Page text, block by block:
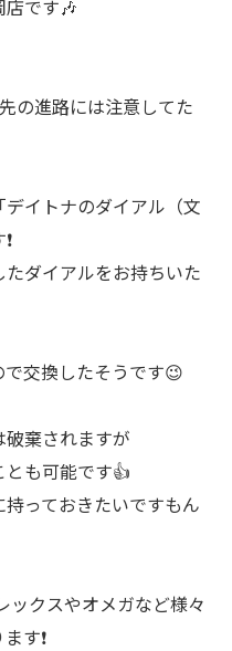
です🎶
の進路には注意してた
イトナのダイアル（文
ダイアルをお持ちいた
交換したそうです😉
棄されますが
も可能です👍
っておきたいですもん
ックスやオメガなど様々
す❗